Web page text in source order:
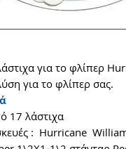
για το φλίπερ
για το φλίπερ σας.
17 λάστιχα
: Hurricane